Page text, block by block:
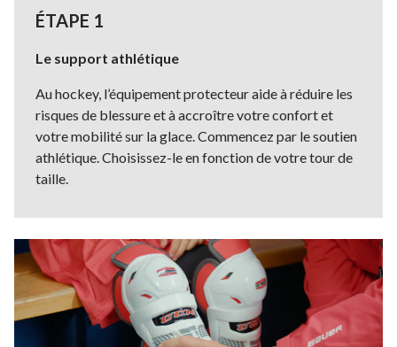
ÉTAPE 1
Le support athlétique
Au hockey, l’équipement protecteur aide à réduire les
risques de blessure et à accroître votre confort et
votre mobilité sur la glace. Commencez par le soutien
athlétique. Choisissez-le en fonction de votre tour de
taille.